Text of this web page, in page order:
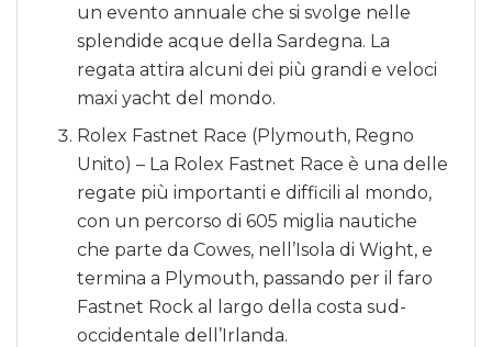
un evento annuale che si svolge nelle
splendide acque della Sardegna. La
regata attira alcuni dei più grandi e veloci
maxi yacht del mondo.
Rolex Fastnet Race (Plymouth, Regno
Unito) – La Rolex Fastnet Race è una delle
regate più importanti e difficili al mondo,
con un percorso di 605 miglia nautiche
che parte da Cowes, nell’Isola di Wight, e
termina a Plymouth, passando per il faro
Fastnet Rock al largo della costa sud-
occidentale dell’Irlanda.